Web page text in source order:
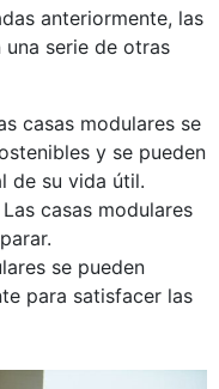
anteriormente, las
serie de otras
casas modulares se
y se pueden
de su vida útil.
casas modulares
se pueden
para satisfacer las